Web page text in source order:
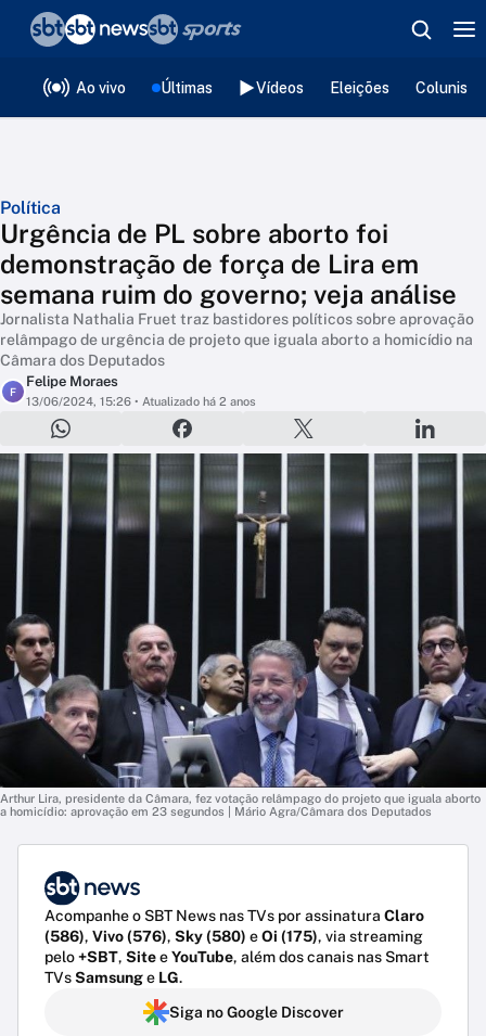
Ao vivo Últimas Vídeos Eleições
Política
Urgência de PL sobre aborto foi
demonstração de força de Lira em
semana ruim do governo; veja análise
Jornalista Nathalia Fruet traz bastidores políticos sobre aprovação
relâmpago de urgência de projeto que iguala aborto a homicídio na
Câmara dos Deputados
F
Felipe Moraes
13/06/2024, 15:26 • Atualizado há 2 anos
Arthur Lira, presidente da Câmara, fez votação relâmpago do projeto que iguala aborto
a homicídio: aprovação em 23 segundos | Mário Agra/Câmara dos Deputados
Acompanhe o SBT News nas TVs por assinatura Claro
(586), Vivo (576), Sky (580) eOi (175), via streaming
pelo+SBT, SiteeYouTube, além dos canais nas Smart
TVsSamsunge LG.
Siga no Google Discover
❮voltar
Editorias